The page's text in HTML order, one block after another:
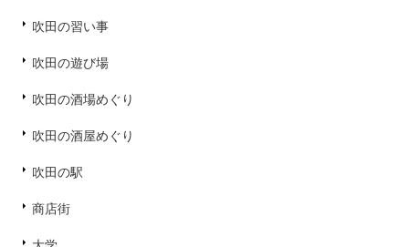
吹田の習い事
吹田の遊び場
吹田の酒場めぐり
吹田の酒屋めぐり
吹田の駅
商店街